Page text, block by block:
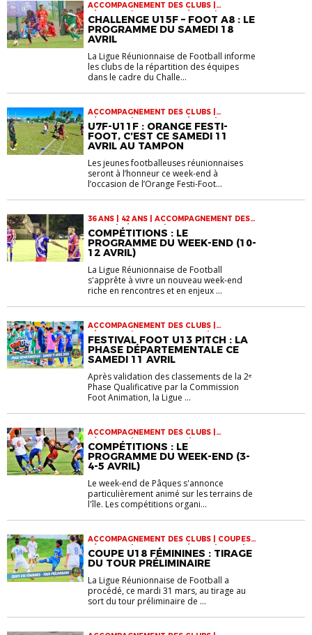
ACCOMPAGNEMENT DES CLUBS |
FÉMININES | FOOTBALL FÉMININ | INFOS-
LIGUE | JEUNES | U15F | VIE DES CLUBS
CHALLENGE U15F – FOOT A8 : LE
PROGRAMME DU SAMEDI 18
AVRIL
La Ligue Réunionnaise de Football informe
les clubs de la répartition des équipes
dans le cadre du Challe...
ACCOMPAGNEMENT DES CLUBS |
FÉMININES | FOOTBALL FÉMININ | INFOS-
LIGUE | JEUNES | U11 | U7 | U9
U7F-U11F : ORANGE FESTI-
FOOT, C’EST CE SAMEDI 11
AVRIL AU TAMPON
Les jeunes footballeuses réunionnaises
seront à l’honneur ce week-end à
l’occasion de l’Orange Festi-Foot...
36 ANS | 42 ANS | ACCOMPAGNEMENT DES
CLUBS | FÉMININES | FOOTBALL
ENTREPRISE | FOOTBALL FÉMININ |
FUTSAL | INFOS-LIGUE | JEUNES |
RÉGIONALE 1 | RÉGIONALE 2 | RÉGIONALE 3
| RÉGIONALE ENTREPRISE 1 | RÉGIONALE
FÉMININE 1 | U15 | U17 | U18 F | VÉTÉRANS |
VIE DES CLUBS
COMPÉTITIONS : LE
PROGRAMME DU WEEK-END (10-
12 AVRIL)
La Ligue Réunionnaise de Football
s'apprête à vivre un nouveau week-end
riche en rencontres et en enjeux ...
ACCOMPAGNEMENT DES CLUBS |
FÉMININES | FOOT ANIMATION | FOOTBALL
FÉMININ | INFOS-LIGUE | JEUNES | U13 | VIE
DES CLUBS
FESTIVAL FOOT U13 PITCH : LA
PHASE DÉPARTEMENTALE CE
SAMEDI 11 AVRIL
Après validation des classements de la 2ᵉ
Phase Qualificative par la Commission
Foot Animation, la Ligue ...
ACCOMPAGNEMENT DES CLUBS |
FÉMININES | FOOT LOISIR | FOOTBALL
ENTREPRISE | FOOTBALL FÉMININ |
FUTSAL | INFOS-LIGUE | JEUNES |
RÉGIONALE 1 | RÉGIONALE 2 | RÉGIONALE 3
| RÉGIONALE ENTREPRISE 1 | RÉGIONALE
FÉMININE 1 | U15 | U17 | U18 F | VIE DES
CLUBS
COMPÉTITIONS : LE
PROGRAMME DU WEEK-END (3-
4-5 AVRIL)
Le week-end de Pâques s'annonce
particulièrement animé sur les terrains de
l'île. Les compétitions organi...
ACCOMPAGNEMENT DES CLUBS | COUPES |
FÉMININES | FOOTBALL FÉMININ | U18 F |
VIE DES CLUBS
COUPE U18 FÉMININES : TIRAGE
DU TOUR PRÉLIMINAIRE
La Ligue Réunionnaise de Football a
procédé, ce mardi 31 mars, au tirage au
sort du tour préliminaire de ...